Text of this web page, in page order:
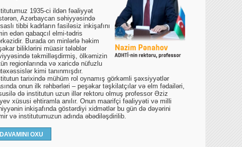
1935-ci ildən fəaliyyət
Azərbaycan səhiyyəsində
tibbi kadrların fasiləsiz inkişafını
edən qabaqcıl elmi-tədris
Burada on minlərlə həkim
biliklərini müasir tələblər
təkmilləşdirmiş, ölkəmizin
regionlarında və xaricdə nüfuzlu
kimi tanınmışdır.
tarixində mühüm rol oynamış görkəmli şəxsiyyətlər
onun ilk rəhbərləri – peşəkar təşkilatçılar və elm fədailəri,
də institutun uzun illər rektoru olmuş professor Əziz
xüsusi ehtiramla anılır. Onun maarifçi fəaliyyəti və milli
inkişafında göstərdiyi xidmətlər bu gün də dəyərini
və institutumuzun adında əbədiləşdirilib.
DAVAMINI OXU